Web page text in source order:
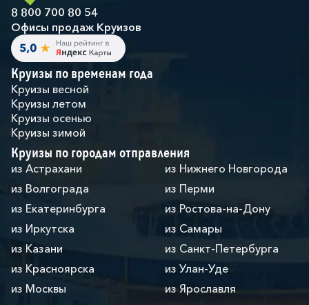
8 800 700 80 54
Офисы продаж Круизов
Круизы по временам года
Круизы весной
Круизы летом
Круизы осенью
Круизы зимой
Круизы по городам отправления
из Астрахани
из Волгограда
из Екатеринбурга
из Иркутска
из Казани
из Красноярска
из Москвы
из Нижнего Новгорода
из Перми
из Ростова-на-Дону
из Самары
из Санкт-Петербурга
из Улан-Уде
из Ярославля